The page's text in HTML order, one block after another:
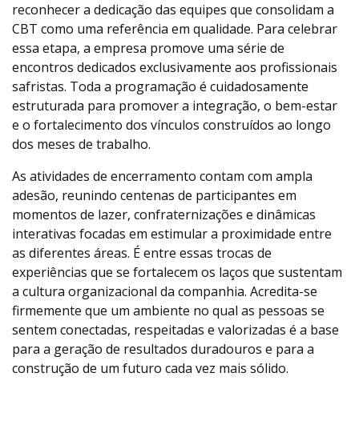
reconhecer a dedicação das equipes que consolidam a
CBT como uma referência em qualidade. Para celebrar
essa etapa, a empresa promove uma série de
encontros dedicados exclusivamente aos profissionais
safristas. Toda a programação é cuidadosamente
estruturada para promover a integração, o bem-estar
e o fortalecimento dos vínculos construídos ao longo
dos meses de trabalho.
As atividades de encerramento contam com ampla
adesão, reunindo centenas de participantes em
momentos de lazer, confraternizações e dinâmicas
interativas focadas em estimular a proximidade entre
as diferentes áreas. É entre essas trocas de
experiências que se fortalecem os laços que sustentam
a cultura organizacional da companhia. Acredita-se
firmemente que um ambiente no qual as pessoas se
sentem conectadas, respeitadas e valorizadas é a base
para a geração de resultados duradouros e para a
construção de um futuro cada vez mais sólido.